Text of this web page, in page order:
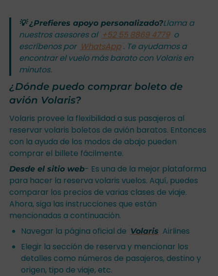
💡 ¿Prefieres apoyo personalizado?Llama a
nuestros asesores al +52 55 8869 4779 o
escríbenos por WhatsApp . Te ayudamos a
encontrar el vuelo más barato con Volaris en
minutos.
¿Dónde puedo comprar boleto de
avión Volaris?
Volaris provee la flexibilidad a sus pasajeros al
reservar volaris boletos de avión baratos. Entonces
con la ayuda de los modos de abajo pueden
comprar el billete fácilmente.
Desde el sitio web- Es una de la mejor plataforma
para hacer la reserva volaris vuelos. Aquí, puedes
comparar los precios de varias clases de viaje.
Ahora, siga las instrucciones que están
mencionadas a continuación.
Navegar la página oficial de Volaris Airlines
Elegir la sección de reserva y mencionar los
detalles como números de pasajeros, destino y
origen, tipo de viaje, etc.